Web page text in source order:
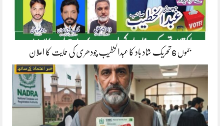
جموں 6 تحریک شاد باد کا عبدالخطیب چودھری کی حمایت کا اعلان